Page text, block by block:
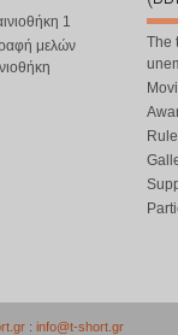
1
μελών
The
: info@t-short.gr